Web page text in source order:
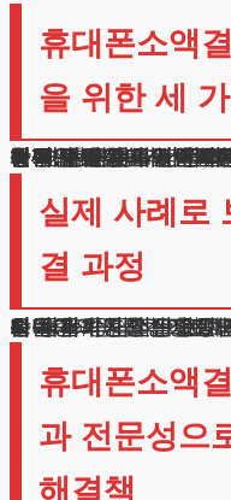
휴대폰소액
을 위한 세
첫째, 신용회복위원회를 통한 채무조정 프로그램입니다. 이는 상환 기간을 연장하고 이자를 경감받을 수 있는 제도입니다. 신청 자격에 특별한 제한이 없어 접근성이 높은 것이 장점입니다. 단, 협
둘째, 휴대폰소액결제미납을 포함한 총 채무액이 천만 원을 넘는다면 개인회생을 고려해볼 수 있습니다. 개인회생은 법원의 감독 하에 일정 기간 동안 정해진 금액을 변제하고, 나머지 채무는 면책받는 제도입니다. 정기적인 수입이 있는 직장인이나 자영업자에게 적합한 방법입니다.
셋째, 상환 능력이 전혀 없는 상태라면 개인파산을 통한
실제 사례로
결 과정
최근 저희가 맡은 20대 의뢰인의 사례를 말씀드리겠습니다.
우울증과 공황장애로 인해 휴대폰소액결제미
희는 의뢰인의 상황을 면밀히 검토했고, 개인파산이 가장 적합하
의뢰인의 정신건강 상태, 소득 창출 능력, 채무 발생 경위 등을 종합적으로 고려하여 법원에 신청서를 제출했습니다.
그 결과, 성공적으로 채무 면책 결정을 받아낼 수 있었습니다.
휴대폰소액
과 전문성으
해결책